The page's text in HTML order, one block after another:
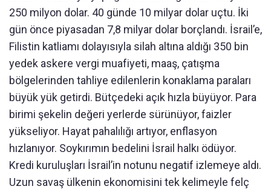
250 milyon dolar. 40 günde 10 milyar dolar uçtu. İki
gün önce piyasadan 7,8 milyar dolar borçlandı. İsrail’e,
Filistin katliamı dolayısıyla silah altına aldığı 350 bin
yedek askere vergi muafiyeti, maaş, çatışma
bölgelerinden tahliye edilenlerin konaklama paraları
büyük yük getirdi. Bütçedeki açık hızla büyüyor. Para
birimi şekelin değeri yerlerde sürünüyor, faizler
yükseliyor. Hayat pahalılığı artıyor, enflasyon
hızlanıyor. Soykırımın bedelini İsrail halkı ödüyor.
Kredi kuruluşları İsrail’in notunu negatif izlemeye aldı.
Uzun savaş ülkenin ekonomisini tek kelimeyle felç